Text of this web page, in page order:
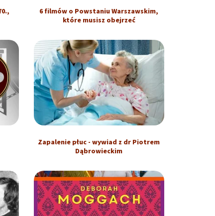
6 filmów o Powstaniu Warszawskim,
które musisz obejrzeć
Zapalenie płuc - wywiad z dr Piotrem
Dąbrowieckim